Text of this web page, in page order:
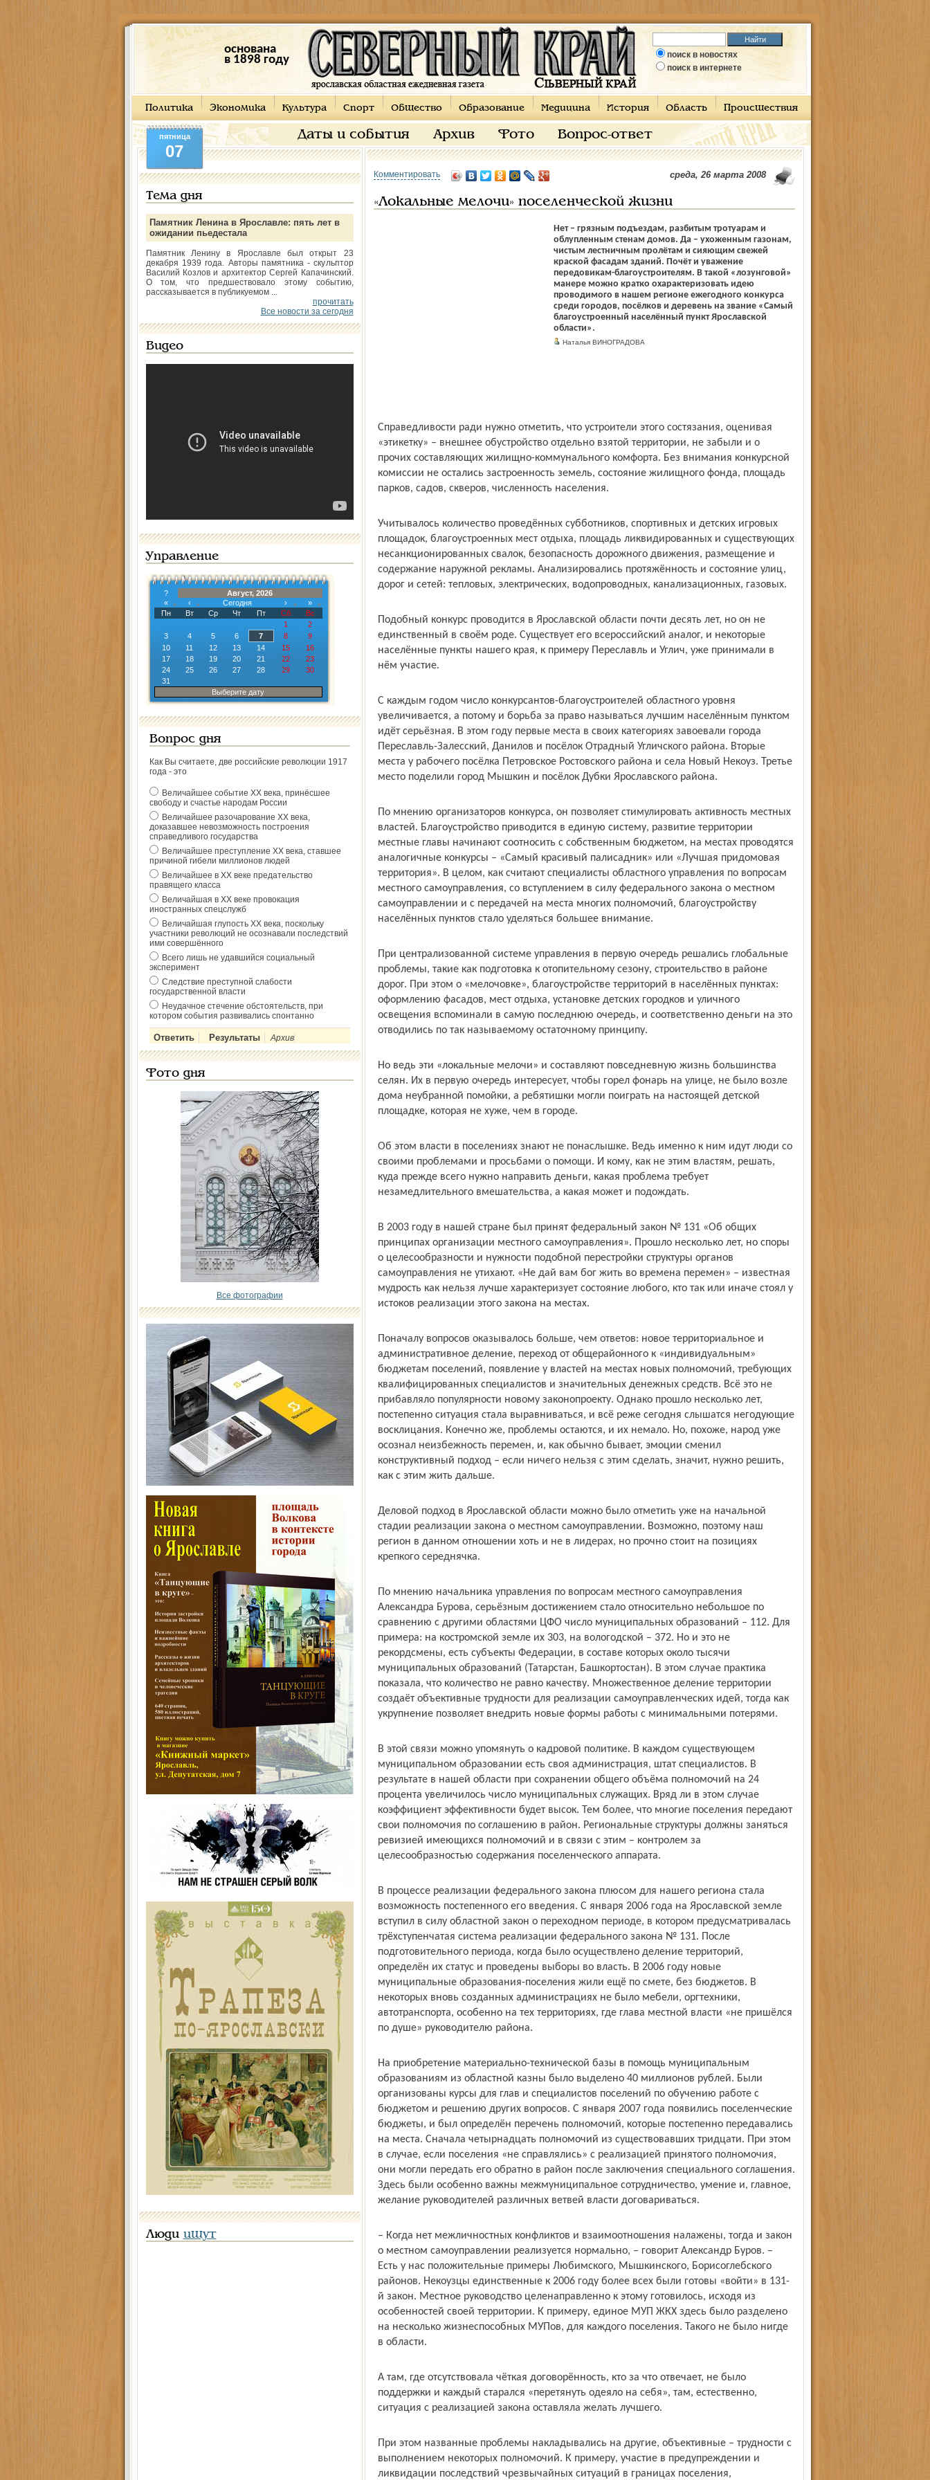
основана
в 1898 году
поиск в новостях
поиск в интернете
Политика Экономика Культура Спорт Общество Образование Медицина История Область Происшествия
Даты и события Архив Фото Вопрос-ответ
пятница
07
Тема дня
Памятник Ленина в Ярославле: пять лет в
ожидании пьедестала
Памятник Ленину в Ярославле был открыт 23
декабря 1939 года. Авторы памятника - скульптор
Василий Козлов и архитектор Сергей Капачинский.
О том, что предшествовало этому событию,
рассказывается в публикуемом ...
прочитать
Все новости за сегодня
Видео
Управление
?
Август, 2026
«
‹ Сегодня ›
»
Пн
Вт Ср Чт Пт Сб
Вс
1
2
3
4 5 6 7 8
9
10
11 12 13 14 15
16
17
18 19 20 21 22
23
24
25 26 27 28 29
30
31
Выберите дату
Вопрос дня
Как Вы считаете, две российские революции 1917
года - это
Величайшее событие ХХ века, принёсшее
свободу и счастье народам России
Величайшее разочарование ХХ века,
доказавшее невозможность построения
справедливого государства
Величайшее преступление ХХ века, ставшее
причиной гибели миллионов людей
Величайшее в ХХ веке предательство
правящего класса
Величайшая в ХХ веке провокация
иностранных спецслужб
Величайшая глупость ХХ века, поскольку
участники революций не осознавали последствий
ими совершённого
Всего лишь не удавшийся социальный
эксперимент
Следствие преступной слабости
государственной власти
Неудачное стечение обстоятельств, при
котором события развивались спонтанно
Архив
Фото дня
Все фотографии
Люди ищут
Комментировать среда, 26 марта 2008
«Локальные мелочи» поселенческой жизни
Нет – грязным подъездам, разбитым тротуарам и
облупленным стенам домов. Да – ухоженным газонам,
чистым лестничным пролётам и сияющим свежей
краской фасадам зданий. Почёт и уважение
передовикам-благоустроителям. В такой «лозунговой»
манере можно кратко охарактеризовать идею
проводимого в нашем регионе ежегодного конкурса
среди городов, посёлков и деревень на звание «Самый
благоустроенный населённый пункт Ярославской
области».
Наталья ВИНОГРАДОВА
Справедливости ради нужно отметить, что устроители этого состязания, оценивая
«этикетку» – внешнее обустройство отдельно взятой территории, не забыли и о
прочих составляющих жилищно-коммунального комфорта. Без внимания конкурсной
комиссии не остались застроенность земель, состояние жилищного фонда, площадь
парков, садов, скверов, численность населения.
Учитывалось количество проведённых субботников, спортивных и детских игровых
площадок, благоустроенных мест отдыха, площадь ликвидированных и существующих
несанкционированных свалок, безопасность дорожного движения, размещение и
содержание наружной рекламы. Анализировались протяжённость и состояние улиц,
дорог и сетей: тепловых, электрических, водопроводных, канализационных, газовых.
Подобный конкурс проводится в Ярославской области почти десять лет, но он не
единственный в своём роде. Существует его всероссийский аналог, и некоторые
населённые пункты нашего края, к примеру Переславль и Углич, уже принимали в
нём участие.
С каждым годом число конкурсантов-благоустроителей областного уровня
увеличивается, а потому и борьба за право называться лучшим населённым пунктом
идёт серьёзная. В этом году первые места в своих категориях завоевали города
Переславль-Залесский, Данилов и посёлок Отрадный Угличского района. Вторые
места у рабочего посёлка Петровское Ростов­ского района и села Новый Некоуз. Третье
место поделили город Мышкин и посёлок Дубки Ярославского района.
По мнению организаторов конкурса, он позволяет стимулировать активность местных
властей. Благоустройство приводится в единую систему, развитие территории
местные главы начинают соотносить с собственным бюджетом, на местах проводятся
аналогичные конкурсы – «Самый красивый палисадник» или «Лучшая придомовая
территория». В целом, как считают специалисты областного управления по вопросам
местного самоуправления, со вступлением в силу федерального закона о местном
самоуправлении и с передачей на места многих полномочий, благоустройству
населённых пунктов стало уделяться большее внимание.
При централизованной системе управления в первую очередь решались глобальные
проб­лемы, такие как подготовка к отопительному сезону, строительство в районе
дорог. При этом о «мелочовке», благоустройстве территорий в населённых пунктах:
оформлению фасадов, мест отдыха, установке дет­ских городков и уличного
освещения вспоминали в самую последнюю очередь, и соответственно деньги на это
отводились по так называемому остаточному принципу.
Но ведь эти «локальные мелочи» и составляют повседневную жизнь большинства
селян. Их в первую очередь интересует, чтобы горел фонарь на улице, не было возле
дома неубранной помойки, а ребятишки могли поиграть на настоящей детской
площадке, которая не хуже, чем в городе.
Об этом власти в поселениях знают не понаслышке. Ведь именно к ним идут люди со
своими проблемами и просьбами о помощи. И кому, как не этим властям, решать,
куда прежде всего нужно направить деньги, какая проблема требует
незамедлительного вмешательства, а какая может и подождать.
В 2003 году в нашей стране был принят федеральный закон № 131 «Об общих
принципах организации местного самоуправления». Прошло несколько лет, но споры
о целесообразности и нужности подобной перестройки структуры органов
самоуправления не утихают. «Не дай вам бог жить во времена перемен» – известная
мудрость как нельзя лучше характеризует состояние любого, кто так или иначе стоял у
истоков реализации этого закона на местах.
Поначалу вопросов оказывалось больше, чем ответов: новое территориальное и
административное деление, переход от общерайонного к «индивидуальным»
бюджетам поселений, появление у властей на местах новых полномочий, требующих
квалифицированных специалистов и значительных денежных средств. Всё это не
прибавляло популярности новому законопроекту. Однако прошло несколько лет,
постепенно ситуация стала выравниваться, и всё реже сегодня слышатся негодующие
восклицания. Конечно же, проблемы остаются, и их немало. Но, похоже, народ уже
осознал неизбежность перемен, и, как обычно бывает, эмоции сменил
конструктивный подход – если ничего нельзя с этим сделать, значит, нужно решить,
как с этим жить дальше.
Деловой подход в Ярослав­ской области можно было отметить уже на начальной
стадии реализации закона о местном самоуправлении. Возможно, поэтому наш
регион в данном отношении хоть и не в лидерах, но прочно стоит на позициях
крепкого середнячка.
По мнению начальника управления по вопросам местного самоуправления
Александра Бурова, серьёзным достижением стало относительно небольшое по
сравнению с другими областями ЦФО число муниципальных образований – 112. Для
примера: на костромской земле их 303, на вологодской – 372. Но и это не
рекордсмены, есть субъекты Федерации, в составе которых около тысячи
муниципальных образований (Татарстан, Башкортостан). В этом случае практика
показала, что количество не равно качеству. Множественное деление территории
создаёт объективные трудности для реализации самоуправленческих идей, тогда как
укрупнение позволяет внедрить новые формы работы с минимальными потерями.
В этой связи можно упомянуть о кадровой политике. В каждом существующем
муниципальном образовании есть своя администрация, штат специалистов. В
результате в нашей области при сохранении общего объёма полномочий на 24
процента увеличилось число муниципальных служащих. Вряд ли в этом случае
коэффициент эффективности будет высок. Тем более, что многие поселения передают
свои полномочия по соглашению в район. Региональные структуры должны заняться
ревизией имеющихся полномочий и в связи с этим – контролем за
целесообразностью содержания поселенческого аппарата.
В процессе реализации федерального закона плюсом для нашего региона стала
возможность постепенного его введения. С января 2006 года на Ярославской земле
вступил в силу областной закон о переходном периоде, в котором предусматривалась
трёхступенчатая система реализации федерального закона № 131. После
подготовительного периода, когда было осуществлено деление территорий,
определён их статус и проведены выборы во власть. В 2006 году новые
муниципальные образования-поселения жили ещё по смете, без бюджетов. В
некоторых вновь созданных администрациях не было мебели, оргтехники,
автотранспорта, особенно на тех территориях, где глава местной власти «не пришёлся
по душе» руководителю района.
На приобретение материально-технической базы в помощь муниципальным
образованиям из областной казны было выделено 40 миллионов рублей. Были
организованы курсы для глав и специалистов поселений по обучению работе с
бюджетом и решению других вопросов. С января 2007 года появились поселенческие
бюджеты, и был определён перечень полномочий, которые постепенно передавались
на места. Сначала четырнадцать полномочий из существовавших тридцати. При этом
в случае, если поселения «не справлялись» с реализацией принятого полномочия,
они могли передать его обратно в район после заключения специального соглашения.
Здесь были особенно важны межмуниципальное сотрудничество, умение и, главное,
желание руководителей различных ветвей власти договариваться.
– Когда нет межличностных конфликтов и взаимоотношения налажены, тогда и закон
о местном самоуправлении реализуется нормально, – говорит Александр Буров. –
Есть у нас положительные примеры Любимского, Мышкинского, Борисоглеб­ского
районов. Некоузцы единственные к 2006 году более всех были готовы «войти» в 131-
й закон. Местное руководство целенаправленно к этому готовилось, исходя из
особенностей своей территории. К примеру, единое МУП ЖКХ здесь было разделено
на несколько жизнеспособных МУПов, для каждого поселения. Такого не было нигде
в области.
А там, где отсутствовала чёткая договорённость, кто за что отвечает, не было
поддержки и каждый старался «перетянуть одеяло на себя», там, естественно,
ситуация с реализацией закона оставляла желать лучшего.
При этом названные проблемы накладывались на другие, объективные – трудности с
выполнением некоторых полномочий. К примеру, участие в предупреждении и
ликвидации последствий чрезвычайных ситуаций в границах поселения,